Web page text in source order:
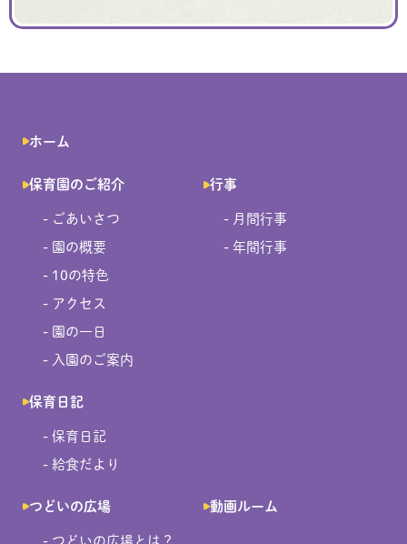
ホーム
保育園のご紹介
- ごあいさつ
- 園の概要
- 10の特色
- アクセス
- 園の一日
- 入園のご案内
行事
- 月間行事
- 年間行事
保育日記
- 保育日記
- 給食だより
つどいの広場
- つどいの広場とは？
動画ルーム